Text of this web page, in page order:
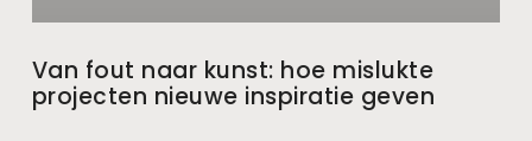
Van fout naar kunst: hoe mislukte
projecten nieuwe inspiratie geven